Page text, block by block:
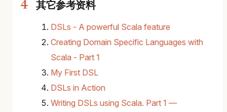
其它参考资料
DSLs - A powerful Scala feature
Creating Domain Specific Languages with
Scala - Part 1
My First DSL
DSLs in Action
Writing DSLs using Scala. Part 1 —